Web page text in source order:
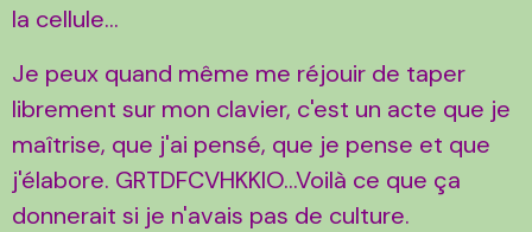
la cellule...
Je peux quand même me réjouir de taper
librement sur mon clavier, c'est un acte que je
maîtrise, que j'ai pensé, que je pense et que
j'élabore. GRTDFCVHKKIO...Voilà ce que ça
donnerait si je n'avais pas de culture.